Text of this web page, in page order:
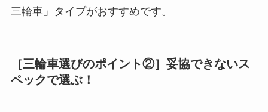
三輪車」タイプがおすすめです。
［三輪車選びのポイント②］妥協できないス
ペックで選ぶ！